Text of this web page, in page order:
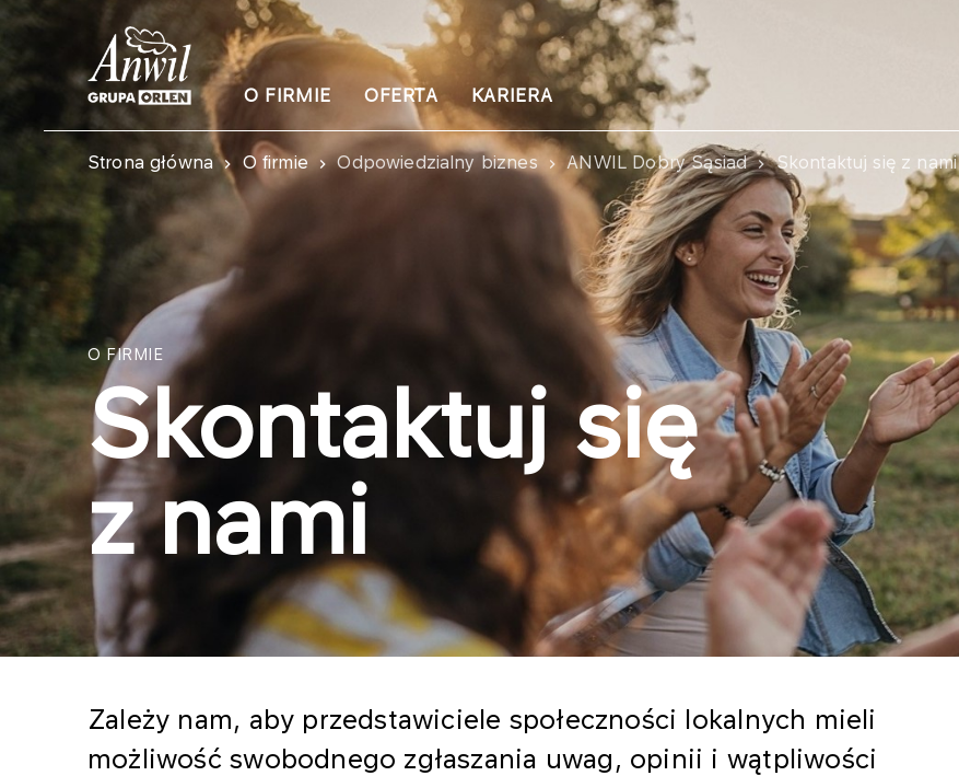
O FIRMIE OFERTA KARIERA
Strona główna O firmie Odpowiedzialny biznes ANWIL Dobry Sąsiad Skontaktuj się z nami
O FIRMIE
Skontaktuj się
z nami
Zależy nam, aby przedstawiciele społeczności lokalnych mieli
możliwość swobodnego zgłaszania uwag, opinii i wątpliwości